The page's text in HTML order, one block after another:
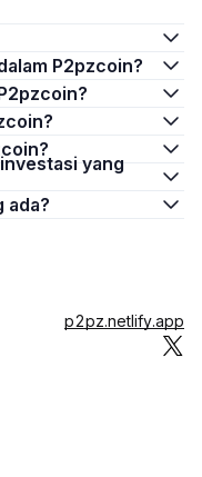
P2pzcoin?
ada?
p2pz.netlify.app